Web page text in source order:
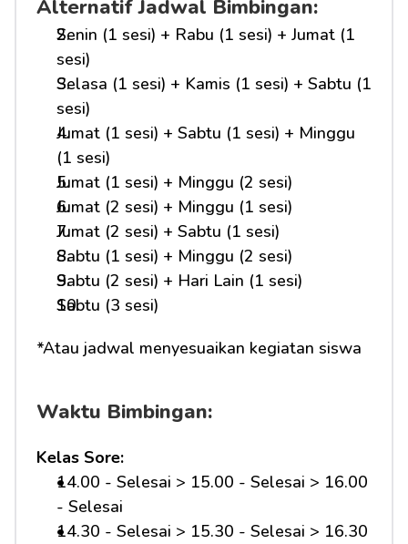
Alternatif Jadwal Bimbingan:
Senin (1 sesi) + Rabu (1 sesi) + Jumat (1
sesi)
Selasa (1 sesi) + Kamis (1 sesi) + Sabtu (1
sesi)
Jumat (1 sesi) + Sabtu (1 sesi) + Minggu
(1 sesi)
Jumat (1 sesi) + Minggu (2 sesi)
Jumat (2 sesi) + Minggu (1 sesi)
Jumat (2 sesi) + Sabtu (1 sesi)
Sabtu (1 sesi) + Minggu (2 sesi)
Sabtu (2 sesi) + Hari Lain (1 sesi)
Sabtu (3 sesi)
*Atau jadwal menyesuaikan kegiatan siswa
Waktu Bimbingan:
Kelas Sore:
14.00 - Selesai > 15.00 - Selesai > 16.00
- Selesai
14.30 - Selesai > 15.30 - Selesai > 16.30